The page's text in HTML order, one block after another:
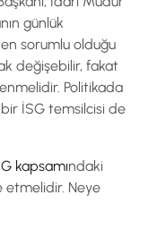
günlük
sorumlu olduğu
değişebilir, fakat
Politikada
bir İSG temsilcisi de
kapsamındaki
etmelidir. Neye